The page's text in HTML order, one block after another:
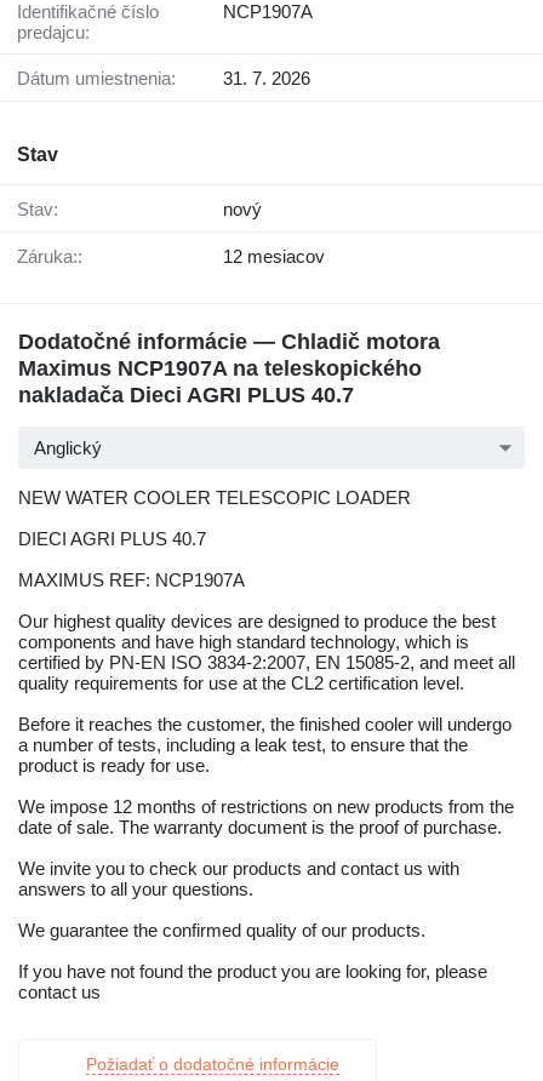
Identifikačné číslo
predajcu:
NCP1907A
Dátum umiestnenia: 31. 7. 2026
Stav
Stav: nový
Záruka:: 12 mesiacov
Dodatočné informácie — Chladič motora
Maximus NCP1907A na teleskopického
nakladača Dieci AGRI PLUS 40.7
Anglický
NEW WATER COOLER TELESCOPIC LOADER
DIECI AGRI PLUS 40.7
MAXIMUS REF: NCP1907A
Our highest quality devices are designed to produce the best
components and have high standard technology, which is
certified by PN-EN ISO 3834-2:2007, EN 15085-2, and meet all
quality requirements for use at the CL2 certification level.
Before it reaches the customer, the finished cooler will undergo
a number of tests, including a leak test, to ensure that the
product is ready for use.
We impose 12 months of restrictions on new products from the
date of sale. The warranty document is the proof of purchase.
We invite you to check our products and contact us with
answers to all your questions.
We guarantee the confirmed quality of our products.
If you have not found the product you are looking for, please
contact us
Požiadať o dodatočné informácie